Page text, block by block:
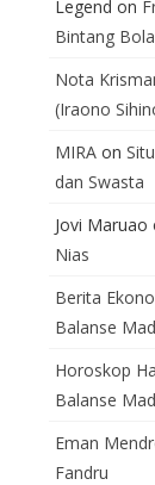
Legend on
Bintang
Nota
(Iraono
MIRA on
dan Swasta
Jovi Maruao
Nias
Berita
Balanse
Horoskop
Balanse
Eman
Fandru